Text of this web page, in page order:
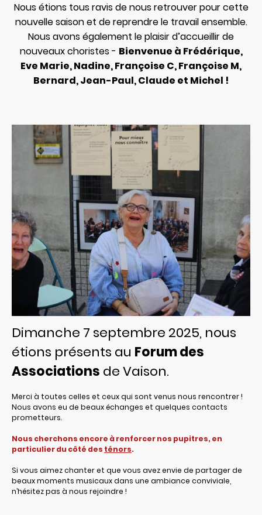
Nous étions tous ravis de nous retrouver pour cette
nouvelle saison et de reprendre le travail ensemble.
Nous avons également le plaisir d’accueillir de
nouveaux choristes - Bienvenue à Frédérique,
Eve Marie, Nadine, Françoise C, Françoise M,
Bernard, Jean-Paul, Claude et Michel !
Dimanche 7 septembre 2025, nous
étions présents au Forum des
Associations de Vaison.
Merci à toutes celles et ceux qui sont venus nous rencontrer !
Nous avons eu de beaux échanges et quelques contacts
prometteurs.
Nous cherchons encore à renforcer nos pupitres, en
particulier du côté des ténors.
Si vous aimez chanter et que vous avez envie de partager de
beaux moments musicaux dans une ambiance conviviale,
n’hésitez pas à nous rejoindre !